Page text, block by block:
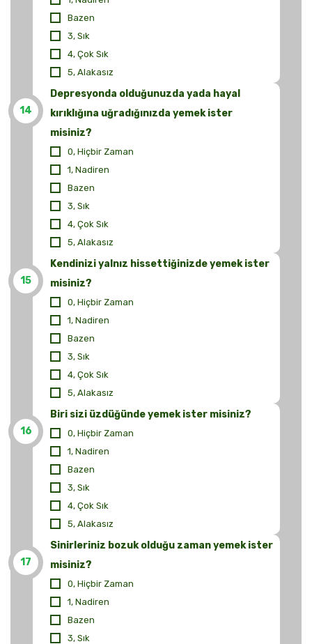
Bazen
3, Sık
4, Çok Sık
5, Alakasız
14
Depresyonda olduğunuzda yada hayal
kırıklığına uğradığınızda yemek ister
misiniz?
0, Hiçbir Zaman
1, Nadiren
Bazen
3, Sık
4, Çok Sık
5, Alakasız
15
Kendinizi yalnız hissettiğinizde yemek ister
misiniz?
0, Hiçbir Zaman
1, Nadiren
Bazen
3, Sık
4, Çok Sık
5, Alakasız
16
Biri sizi üzdüğünde yemek ister misiniz?
0, Hiçbir Zaman
1, Nadiren
Bazen
3, Sık
4, Çok Sık
5, Alakasız
17
Sinirleriniz bozuk olduğu zaman yemek ister
misiniz?
0, Hiçbir Zaman
1, Nadiren
Bazen
3, Sık